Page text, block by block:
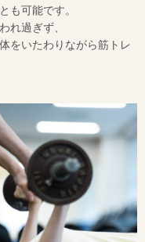
も可能です。
れ過ぎず、
をいたわりながら筋トレ